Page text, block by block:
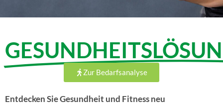
Zur Bedarfsanalyse
Entdecken Sie Gesundheit und Fitness neu